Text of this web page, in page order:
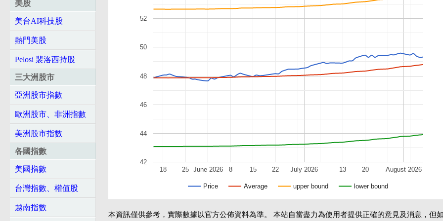
美股
美台AI科技股
熱門美股
Pelosi 裴洛西持股
三大洲股市
亞洲股市指數
歐洲股市、非洲指數
美洲股市指數
各國指數
美國指數
台灣指數、權值股
越南指數
Price Average upper bound lower bound
June 2026 July 2026 August 2026
18 25 8 15 22 13 20
42
44
46
48
50
52
本資訊僅供參考，實際數據以官方公佈資料為準。 本站自當盡力為使用者提供正確的意見及消息，但